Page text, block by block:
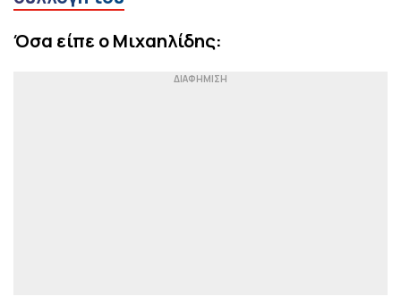
Όσα είπε ο Μιχαηλίδης: